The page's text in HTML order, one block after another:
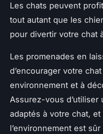
Les chats peuvent
tout autant que les
pour divertir votre chat
Les promenades en
d’encourager votre
environnement et à
Assurez-vous d’utiliser
adaptés à votre chat,
l’environnement est